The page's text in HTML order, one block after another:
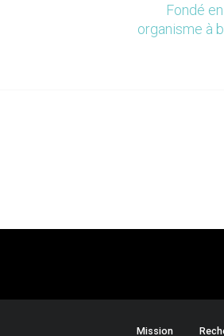
Fondé
organisme à
Mission